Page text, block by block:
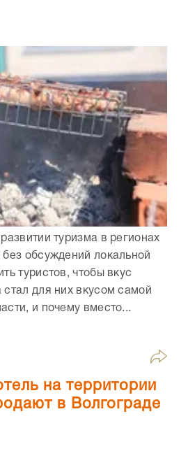
туризма в регионах
без обсуждений локальной
туристов, чтобы вкус
стал для них вкусом самой
и почему вместо...
на территории
в Волгограде